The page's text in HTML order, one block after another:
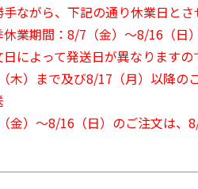
ながら、下記の通り休業日とさ
休業期間：8/7（金）～8/16（日）
日によって発送日が異なりますの
木）まで及び8/17（月）以降の
金）～8/16（日）のご注文は、